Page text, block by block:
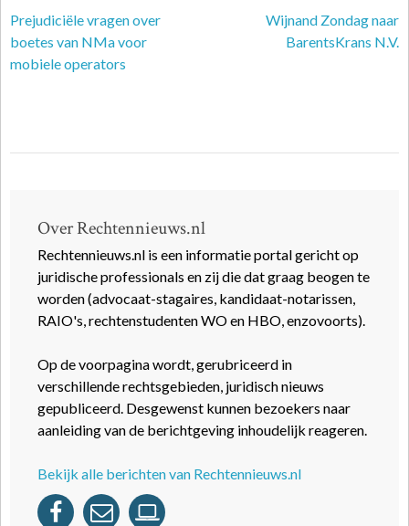
Prejudiciële vragen over
boetes van NMa voor
mobiele operators
Wijnand Zondag naar
BarentsKrans N.V.
Over Rechtennieuws.nl
Rechtennieuws.nl is een informatie portal gericht op
juridische professionals en zij die dat graag beogen te
worden (advocaat-stagaires, kandidaat-notarissen,
RAIO's, rechtenstudenten WO en HBO, enzovoorts).
Op de voorpagina wordt, gerubriceerd in
verschillende rechtsgebieden, juridisch nieuws
gepubliceerd. Desgewenst kunnen bezoekers naar
aanleiding van de berichtgeving inhoudelijk reageren.
Bekijk alle berichten van Rechtennieuws.nl